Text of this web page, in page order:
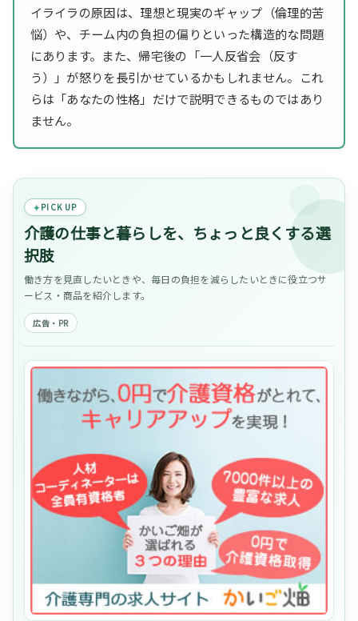
イライラの原因は、理想と現実のギャップ（倫理的苦
悩）や、チーム内の負担の偏りといった構造的な問題
にあります。また、帰宅後の「一人反省会（反す
う）」が怒りを長引かせているかもしれません。これ
らは「あなたの性格」だけで説明できるものではあり
ません。
PICK UP
介護の仕事と暮らしを、ちょっと良くする選
択肢
働き方を見直したいときや、毎日の負担を減らしたいときに役立つサ
ービス・商品を紹介します。
広告・PR